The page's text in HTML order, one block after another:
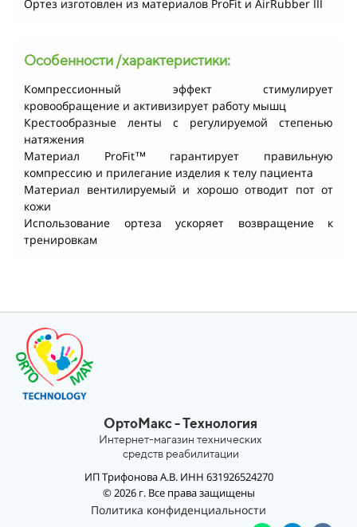
Ортез изготовлен из материалов ProFit и AirRubber III
Особенности /характеристики:
Компрессионный эффект стимулирует
кровообращение и активизирует работу мышц
Крестообразные ленты с регулируемой степенью
натяжения
Материал ProFit™ гарантирует правильную
компрессию и прилегание изделия к телу пациента
Материал вентилируемый и хорошо отводит пот от
кожи
Использование ортеза ускоряет возвращение к
тренировкам
ОртоМакс - Технология
Интернет-магазин технических
средств реабилитации
ИП Трифонова А.В. ИНН 631926524270
© 2026 г. Все права защищены
Политика конфиденциальности